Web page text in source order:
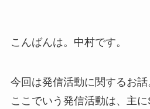
こんばんは。中村です。
今回は発信活動に関するお話
ここでいう発信活動は、主に